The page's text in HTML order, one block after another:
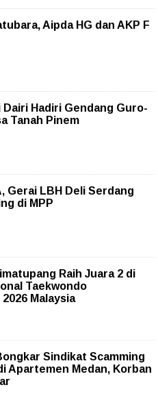
Aipda HG dan AKP F
Dairi Hadiri Gendang Guro-
Tanah Pinem
Gerai LBH Deli Serdang
di MPP
Raih Juara 2 di
Taekwondo
Malaysia
Sindikat Scamming
Apartemen Medan, Korban